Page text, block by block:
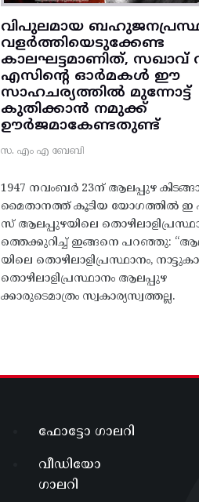
വിപുലമായ
വളർത്തിയെടുക്കേണ്ട
കാലഘട്ടമാണിത്, സഖാവ്
എസിന്റെ ഓർമകൾ ഈ
സാഹചര്യത്തിൽ മുന്നോട്ട്‌
കുതിക്കാൻ നമുക്ക്
ഊർജമാകേണ്ടതുണ്ട്
സ. എം എ ബേബി
1947 നവംബർ 23ന് ആലപ്പുഴ
മൈതാനത്ത്‌ കൂടിയ യോഗത്തിൽ ഇ
സ് ആലപ്പുഴയിലെ
ത്തെക്കുറിച്ച് ഇങ്ങനെ പറഞ്ഞു:
യിലെ തൊഴിലാളിപ്രസ്ഥാനം,
തൊഴിലാളിപ്രസ്ഥാനം ആലപ്പുഴ
ക്കാരുടെമാത്രം സ്വകാര്യസ്വത്തല്ല.
ഫോട്ടോ ഗാലറി
വീഡിയോ
ഗാലറി